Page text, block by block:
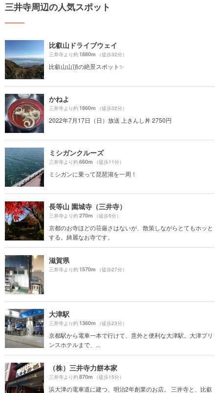
三井寺周辺の人気スポット
比叡山ドライブウェイ
三井寺より約1880m （徒歩32分）
比叡山山頂の絶景スポット✨
かねよ
三井寺より約1860m （徒歩32分）
2022年7月17日（日）放送 上きんし丼 2750円
ミシガンクルーズ
三井寺より約660m （徒歩11分）
ミシガンに乗って琵琶湖を一周！
長等山 園城寺（三井寺）
三井寺より約270m （徒歩5分）
京都のお寺ほどの荘厳さはないが、散策しながらとてもホッと
する。綺麗なお寺です。
滋賀県
三井寺より約1570m （徒歩27分）
大津駅
三井寺より約1360m （徒歩23分）
京都駅から電車一本で行けて、意外と便利な大津駅。大津プリ
ンスホテルまで、...
（株）三井寺力餅本家
三井寺より約870m （徒歩15分）
浜大津の電車道に建つ、明治2年創業のお店。 三井寺と、比叡